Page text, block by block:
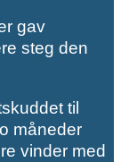
gav
steg den
til
måneder
vinder med